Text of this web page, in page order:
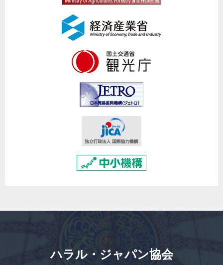
ハラル・ジャパン協会